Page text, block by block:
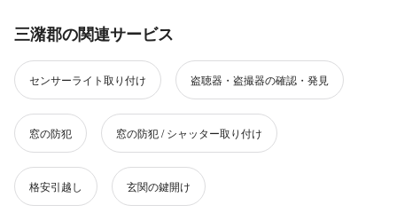
三潴郡の関連サービス
センサーライト取り付け 盗聴器・盗撮器の確認・発見
窓の防犯 窓の防犯 / シャッター取り付け
格安引越し 玄関の鍵開け